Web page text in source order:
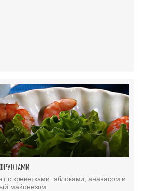
с креветками, яблоками, ананасом и
майонезом.